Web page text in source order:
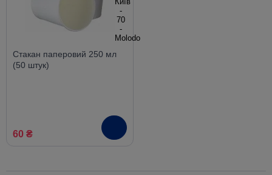
Стакан паперовий 250 мл
(50 штук)
60 ₴